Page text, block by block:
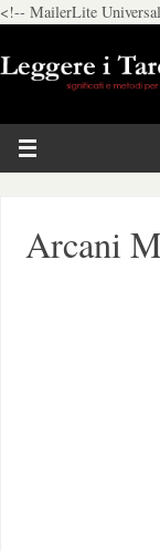
<!-- MailerLite Universal
Arcani